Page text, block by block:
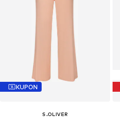
KUPON
S.OLIVER